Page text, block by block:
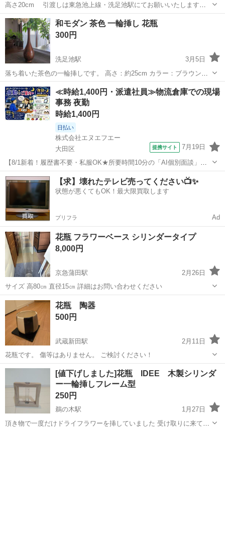
高さ20cm 引渡しは東急池上線・洗足池駅にてお願いいたします。
沿線の駅や大岡山駅でのお渡しもご相談に応じます。
東京 大田区 洗足池駅 インテリア雑貨/小物
和モダン 茶色 一輪挿し 花瓶
300円
洗足池駅
3月5日
落ち着いた茶色の一輪挿しです。 高さ：約25cm カラー：ブラウン系
（マーブル模様） 目立つ大きなダメージはありませんが、自宅保管品
のため細かな点を気にされる方はご遠慮ください。 引渡しは東急池上
線・洗足池駅にてお願いいたし...
東京 大田区 洗足池駅 インテリア雑貨/小物 一輪挿し
≪時給1,400円・派遣社員≫物流倉庫での現場
事務 夜勤
時給1,400円
日払い
株式会社エヌエフエー
大田区
提携サイト 7月19日
【8/1新着！履歴書不要・私服OK★所要時間10分の「AI個別面談」が
スタート！】【大田市場内でのドライバー受付業務！夜勤勤務！日払
い可！交通費全額支給！】青果市場でのトラックドライバーの受付業
務 【お仕事内容】 ・トラッ...
東京 大田区 その他
【求】壊れたテレビ売ってください📺✨
状態が悪くてもOK！最大限買取します
プリフラ Ad
花瓶 フラワーベース シリンダータイプ
8,000円
京急蒲田駅
2月26日
サイズ 高80㎝ 直径15㎝ 詳細はお問い合わせください
東京 大田区 京急蒲田駅
シリンダー
花瓶 陶器
500円
武蔵新田駅
2月11日
花瓶です。 傷等はありません。 ご検討ください！
東京 大田区 武蔵新田駅 インテリア雑貨/小物
[値下げしました]花瓶 IDEE 木製シリンダ
ー一輪挿しフレーム型
250円
鵜の木駅
1月27日
頂き物で一度だけドライフラワーを挿していました 受け取りに来て頂